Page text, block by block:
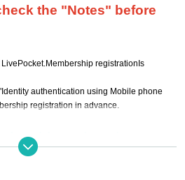
the "Notes" before
Membership registrationIs
authentication using Mobile phone
registration in advance.
registration
details